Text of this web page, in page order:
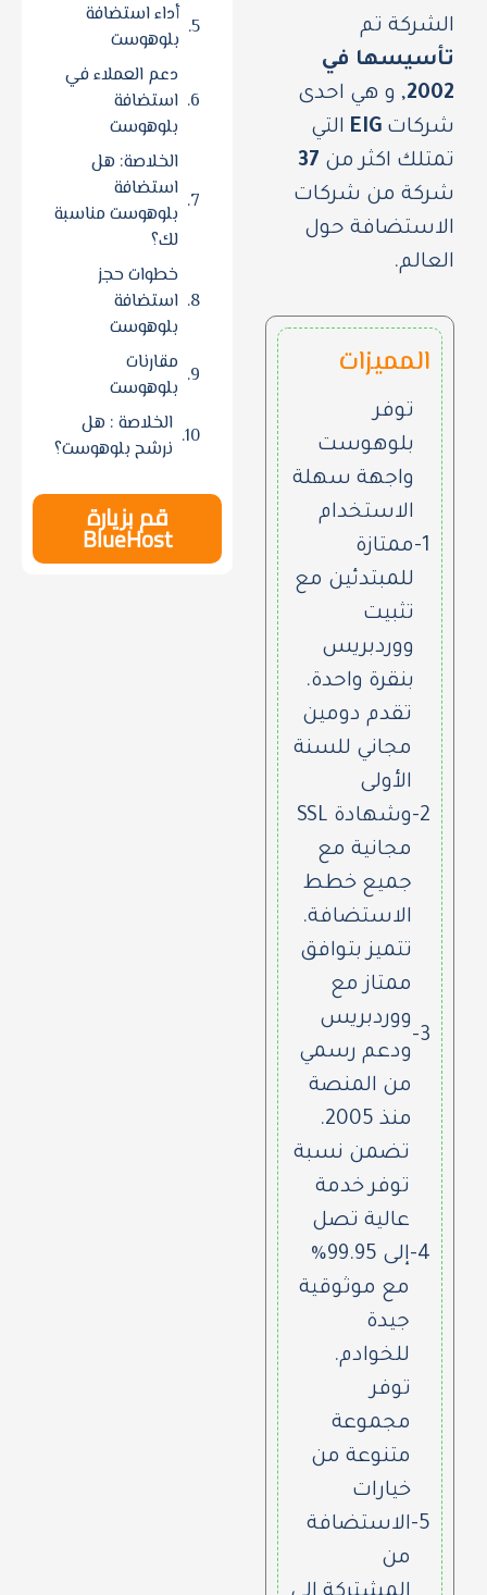
الشركة تم
تأسيسها في
2002, و هي احدى
شركات EIG التي
تمتلك اكثر من 37
شركة من شركات
الاستضافة حول
العالم.
المميزات
1-
توفر
بلوهوست
واجهة سهلة
الاستخدام
ممتازة
للمبتدئين مع
تثبيت
ووردبريس
بنقرة واحدة.
2-
تقدم دومين
مجاني للسنة
الأولى
وشهادة SSL
مجانية مع
جميع خطط
الاستضافة.
3-
تتميز بتوافق
ممتاز مع
ووردبريس
ودعم رسمي
من المنصة
منذ 2005.
4-
تضمن نسبة
توفر خدمة
عالية تصل
إلى 99.95%
مع موثوقية
جيدة
للخوادم.
5-
توفر
مجموعة
متنوعة من
خيارات
الاستضافة
من
أداء استضافة
بلوهوست
دعم العملاء في
استضافة
بلوهوست
الخلاصة: هل
استضافة
بلوهوست مناسبة
لك؟
خطوات حجز
استضافة
بلوهوست
مقارنات
بلوهوست
الخلاصة : هل
نرشح بلوهوست؟
قم بزيارة
BlueHost